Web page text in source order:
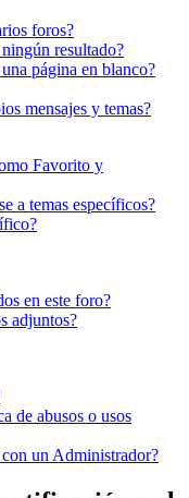
foros?
resultado?
página en blanco?
mensajes y temas?
Favorito y
a temas específicos?
en este foro?
adjuntos?
de abusos o usos
un Administrador?